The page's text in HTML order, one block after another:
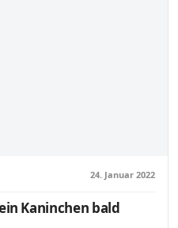
24. Januar 2022
Kaninchen bald